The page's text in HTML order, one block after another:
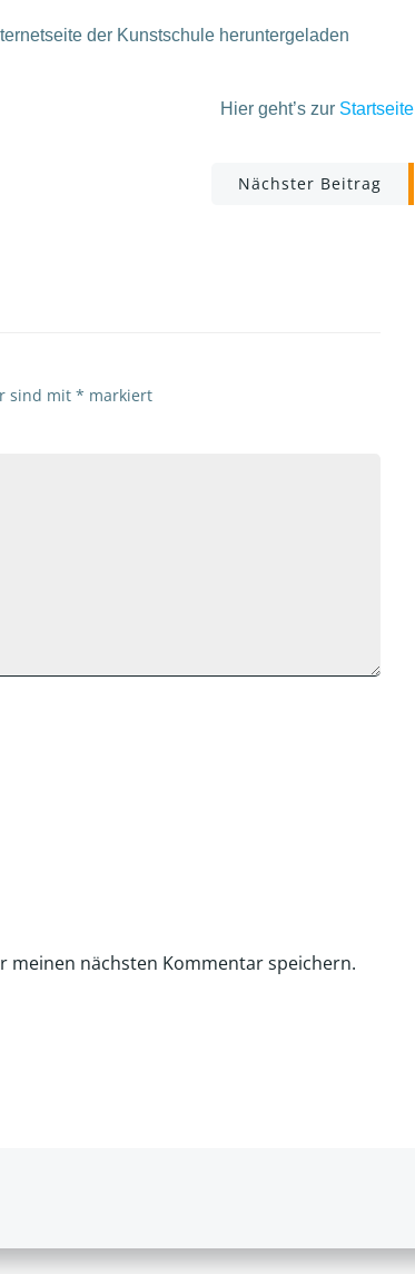
der Kunstschule heruntergeladen
Hier geht’s zur Startseite
Nächster Beitrag
sind mit * markiert
meinen nächsten Kommentar speichern.